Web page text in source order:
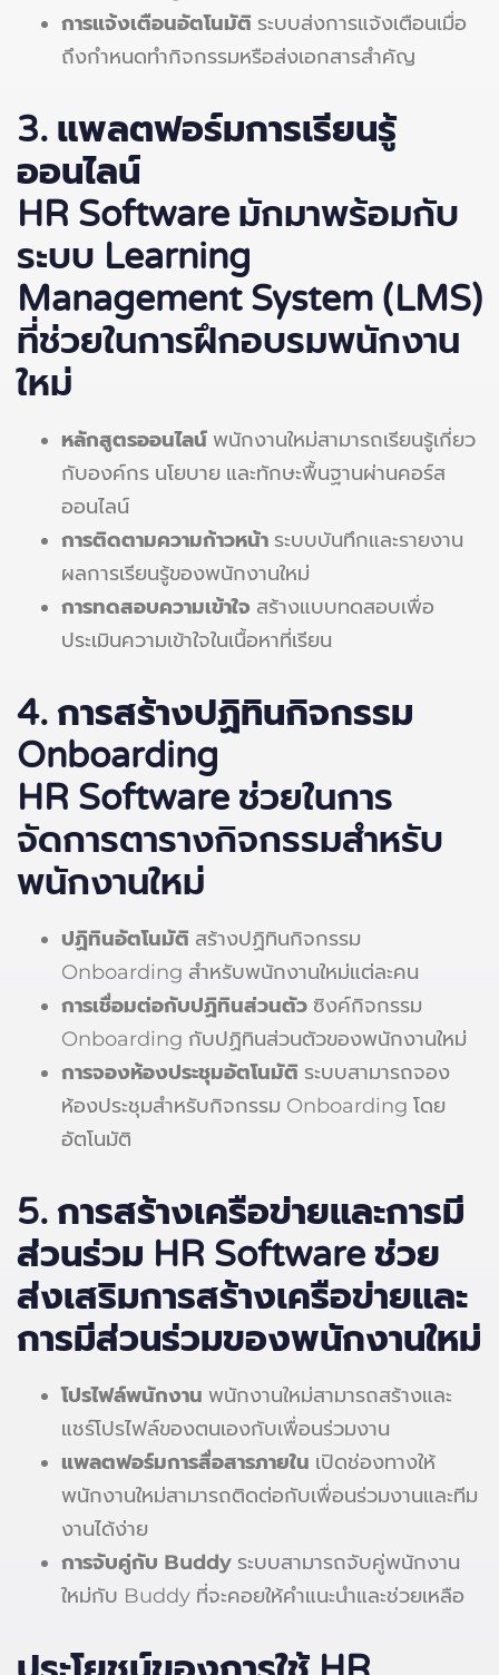
การแจ้งเตือนอัตโนมัติ ระบบส่งการแจ้งเตือนเมื่อ
ถึงกำหนดทำกิจกรรมหรือส่งเอกสารสำคัญ
3. แพลตฟอร์มการเรียนรู้
ออนไลน์
HR Software มักมาพร้อมกับ
ระบบ Learning
Management System (LMS)
ที่ช่วยในการฝึกอบรมพนักงาน
ใหม่
หลักสูตรออนไลน์ พนักงานใหม่สามารถเรียนรู้เกี่ยว
กับองค์กร นโยบาย และทักษะพื้นฐานผ่านคอร์ส
ออนไลน์
การติดตามความก้าวหน้า ระบบบันทึกและรายงาน
ผลการเรียนรู้ของพนักงานใหม่
การทดสอบความเข้าใจ สร้างแบบทดสอบเพื่อ
ประเมินความเข้าใจในเนื้อหาที่เรียน
4. การสร้างปฏิทินกิจกรรม
Onboarding
HR Software ช่วยในการ
จัดการตารางกิจกรรมสำหรับ
พนักงานใหม่
ปฏิทินอัตโนมัติ สร้างปฏิทินกิจกรรม
Onboarding สำหรับพนักงานใหม่แต่ละคน
การเชื่อมต่อกับปฏิทินส่วนตัว ซิงค์กิจกรรม
Onboarding กับปฏิทินส่วนตัวของพนักงานใหม่
การจองห้องประชุมอัตโนมัติ ระบบสามารถจอง
ห้องประชุมสำหรับกิจกรรม Onboarding โดย
อัตโนมัติ
5. การสร้างเครือข่ายและการมี
ส่วนร่วม HR Software ช่วย
ส่งเสริมการสร้างเครือข่ายและ
การมีส่วนร่วมของพนักงานใหม่
โปรไฟล์พนักงาน พนักงานใหม่สามารถสร้างและ
แชร์โปรไฟล์ของตนเองกับเพื่อนร่วมงาน
แพลตฟอร์มการสื่อสารภายใน เปิดช่องทางให้
พนักงานใหม่สามารถติดต่อกับเพื่อนร่วมงานและทีม
งานได้ง่าย
การจับคู่กับ Buddy ระบบสามารถจับคู่พนักงาน
ใหม่กับ Buddy ที่จะคอยให้คำแนะนำและช่วยเหลือ